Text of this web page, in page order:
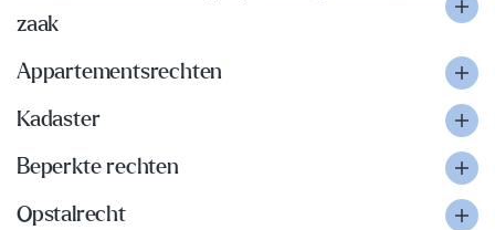
zaak
Appartementsrechten
Kadaster
Beperkte rechten
Opstalrecht